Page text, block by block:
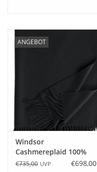
ANGEBOT
Windsor
Cashmereplaid 100%
Kaschmir Farbe
€735,00 UVP €698,00